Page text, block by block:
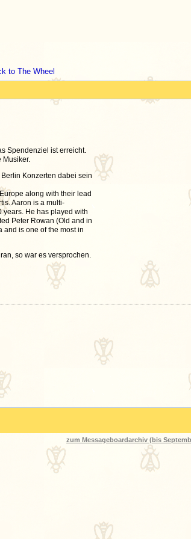
to The Wheel
Spendenziel ist erreicht.
Konzerten dabei sein
along with their lead
Aaron is a multi-
He has played with
Peter Rowan (Old and in
and is one of the most in
so war es versprochen.
zum Messageboardarchiv (bis